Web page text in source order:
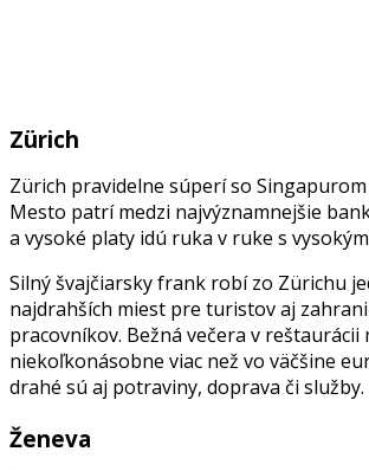
Zürich
Zürich pravidelne súperí so
Mesto patrí medzi najvýznamnejšie
a vysoké platy idú ruka v ruke s
Silný švajčiarsky frank robí zo Zürichu
najdrahších miest pre turistov aj
pracovníkov. Bežná večera v reštaurácii
niekoľkonásobne viac než vo väčšine
drahé sú aj potraviny, doprava či služby.
Ženeva